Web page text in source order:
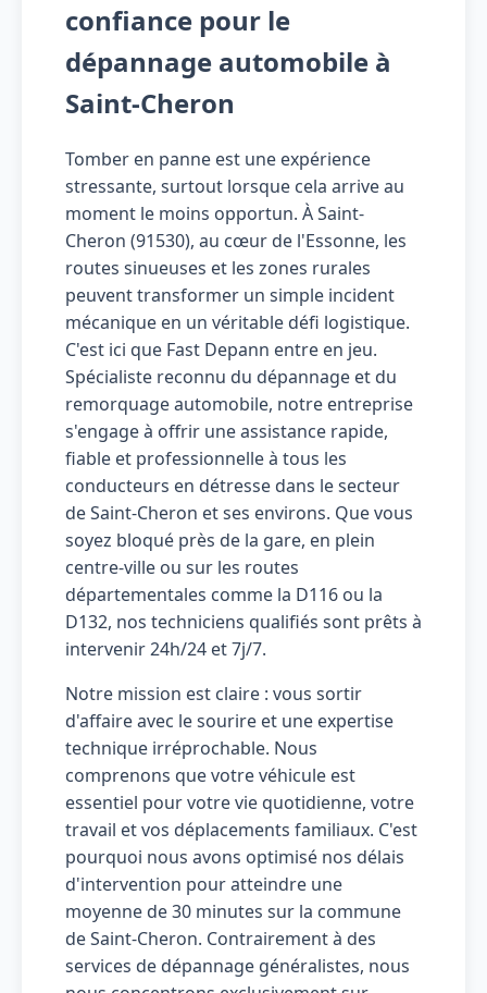
confiance pour le
dépannage automobile à
Saint-Cheron
Tomber en panne est une expérience
stressante, surtout lorsque cela arrive au
moment le moins opportun. À Saint-
Cheron (91530), au cœur de l'Essonne, les
routes sinueuses et les zones rurales
peuvent transformer un simple incident
mécanique en un véritable défi logistique.
C'est ici que Fast Depann entre en jeu.
Spécialiste reconnu du dépannage et du
remorquage automobile, notre entreprise
s'engage à offrir une assistance rapide,
fiable et professionnelle à tous les
conducteurs en détresse dans le secteur
de Saint-Cheron et ses environs. Que vous
soyez bloqué près de la gare, en plein
centre-ville ou sur les routes
départementales comme la D116 ou la
D132, nos techniciens qualifiés sont prêts à
intervenir 24h/24 et 7j/7.
Notre mission est claire : vous sortir
d'affaire avec le sourire et une expertise
technique irréprochable. Nous
comprenons que votre véhicule est
essentiel pour votre vie quotidienne, votre
travail et vos déplacements familiaux. C'est
pourquoi nous avons optimisé nos délais
d'intervention pour atteindre une
moyenne de 30 minutes sur la commune
de Saint-Cheron. Contrairement à des
services de dépannage généralistes, nous